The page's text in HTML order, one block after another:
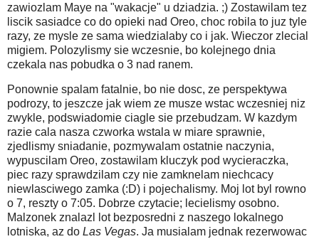
zawiozlam Maye na "wakacje" u dziadzia. ;) Zostawilam tez
liscik sasiadce co do opieki nad Oreo, choc robila to juz tyle
razy, ze mysle ze sama wiedzialaby co i jak. Wieczor zlecial
migiem. Polozylismy sie wczesnie, bo kolejnego dnia
czekala nas pobudka o 3 nad ranem.
Ponownie spalam fatalnie, bo nie dosc, ze perspektywa
podrozy, to jeszcze jak wiem ze musze wstac wczesniej niz
zwykle, podswiadomie ciagle sie przebudzam. W kazdym
razie cala nasza czworka wstala w miare sprawnie,
zjedlismy sniadanie, pozmywalam ostatnie naczynia,
wypuscilam Oreo, zostawilam kluczyk pod wycieraczka,
piec razy sprawdzilam czy nie zamknelam niechcacy
niewlasciwego zamka (:D) i pojechalismy. Moj lot byl rowno
o 7, reszty o 7:05. Dobrze czytacie; lecielismy osobno.
Malzonek znalazl lot bezposredni z naszego lokalnego
lotniska, az do Las Vegas. Ja musialam jednak rezerwowac